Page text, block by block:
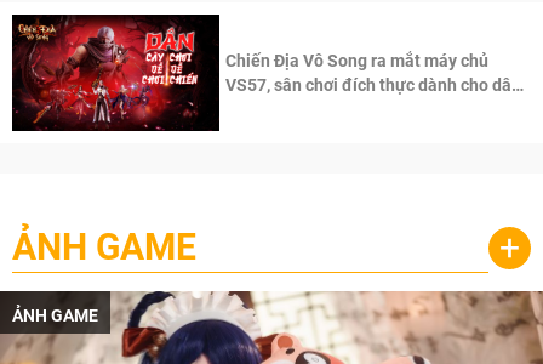
Chiến Địa Vô Song ra mắt máy chủ
VS57, sân chơi đích thực dành cho dân
ẢNH GAME +
ẢNH GAME